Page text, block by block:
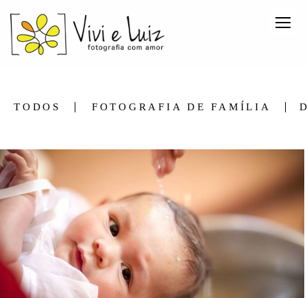
TODOS FOTOGRAFIA DE FAMÍLIA